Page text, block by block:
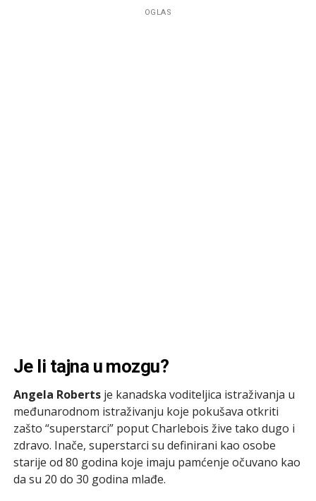
OGLAS
Je li tajna u mozgu?
Angela Robertsje kanadska voditeljica istraživanja u
međunarodnom istraživanju koje pokušava otkriti
zašto “superstarci” poput Charlebois žive tako dugo i
zdravo. Inače, superstarci su definirani kao osobe
starije od 80 godina koje imaju pamćenje očuvano kao
da su 20 do 30 godina mlađe.